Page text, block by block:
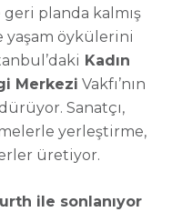
planda kalmış
yaşam öykülerini
Kadın
Merkezi Vakfı’nın
Sanatçı,
yerleştirme,
üretiyor.
ile sonlanıyor